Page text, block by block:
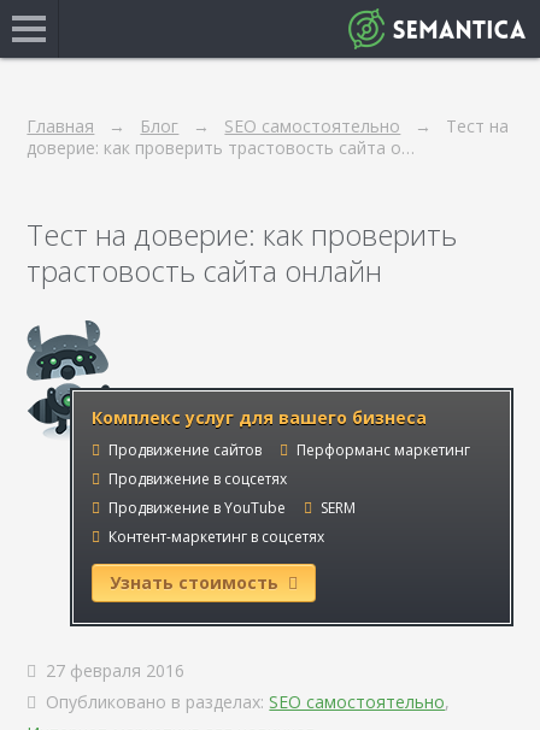
Главная Блог SEO самостоятельно
Тест на
доверие: как проверить трастовость сайта о…
Тест на доверие: как проверить
трастовость сайта онлайн
Комплекс услуг для вашего бизнеса
Продвижение сайтов
Перформанс маркетинг
Продвижение в соцсетях
Продвижение в YouTube
SERM
Контент-маркетинг в соцсетях
Узнать стоимость
27 февраля 2016
Опубликовано в разделах: SEO самостоятельно,